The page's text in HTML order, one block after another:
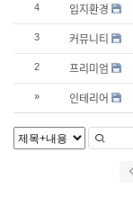
4 입지환경
3 커뮤니티
2 프리미엄
» 인테리어